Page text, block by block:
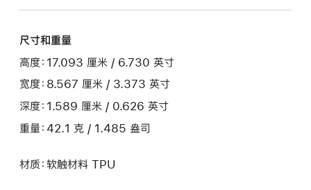
尺寸和重量
高度：17.093 厘米 / 6.730 英寸
宽度：8.567 厘米 / 3.373 英寸
深度：1.589 厘米 / 0.626 英寸
重量：42.1 克 / 1.485 盎司
材质：软触材料 TPU